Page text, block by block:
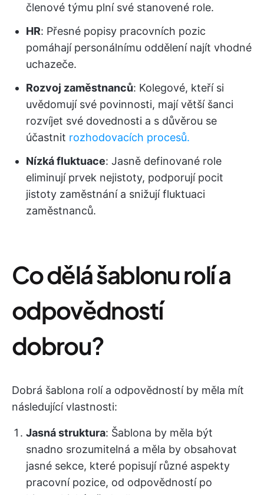
členové týmu plní své stanovené role.
HR: Přesné popisy pracovních pozic
pomáhají personálnímu oddělení najít vhodné
uchazeče.
Rozvoj zaměstnanců: Kolegové, kteří si
uvědomují své povinnosti, mají větší šanci
rozvíjet své dovednosti a s důvěrou se
účastnit rozhodovacích procesů.
Nízká fluktuace: Jasně definované role
eliminují prvek nejistoty, podporují pocit
jistoty zaměstnání a snižují fluktuaci
zaměstnanců.
Co dělá šablonu rolí a
odpovědností
dobrou?
Dobrá šablona rolí a odpovědností by měla mít
následující vlastnosti:
Jasná struktura: Šablona by měla být
snadno srozumitelná a měla by obsahovat
jasné sekce, které popisují různé aspekty
pracovní pozice, od odpovědností po